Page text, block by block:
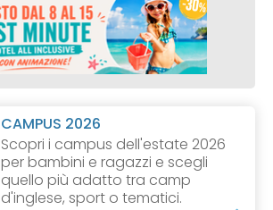
CAMPUS 2026
Scopri i campus dell'estate 2026
per bambini e ragazzi e scegli
quello più adatto tra camp
d'inglese, sport o tematici.